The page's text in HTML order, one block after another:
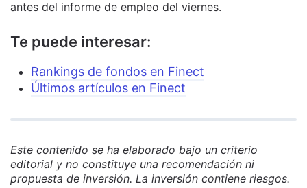
antes del informe de empleo del viernes.
Te puede interesar:
Rankings de fondos en Finect
Últimos artículos en Finect
Este contenido se ha elaborado bajo un criterio
editorial y no constituye una recomendación ni
propuesta de inversión. La inversión contiene riesgos.